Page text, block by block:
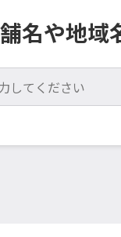
名や地域